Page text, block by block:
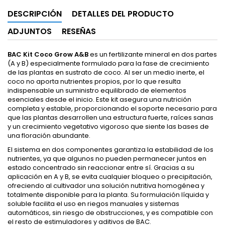
DESCRIPCIÓN
DETALLES DEL PRODUCTO
ADJUNTOS
RESEÑAS
BAC Kit Coco Grow A&Bes un fertilizante mineral en dos partes
(A y B) especialmente formulado para la fase de crecimiento
de las plantas en sustrato de coco. Al ser un medio inerte, el
coco no aporta nutrientes propios, por lo que resulta
indispensable un suministro equilibrado de elementos
esenciales desde el inicio. Este kit asegura una nutrición
completa y estable, proporcionando el soporte necesario para
que las plantas desarrollen una estructura fuerte, raíces sanas
y un crecimiento vegetativo vigoroso que siente las bases de
una floración abundante.
El sistema en dos componentes garantiza la estabilidad de los
nutrientes, ya que algunos no pueden permanecer juntos en
estado concentrado sin reaccionar entre sí. Gracias a su
aplicación en A y B, se evita cualquier bloqueo o precipitación,
ofreciendo al cultivador una solución nutritiva homogénea y
totalmente disponible para la planta. Su formulación líquida y
soluble facilita el uso en riegos manuales y sistemas
automáticos, sin riesgo de obstrucciones, y es compatible con
el resto de estimuladores y aditivos de BAC.